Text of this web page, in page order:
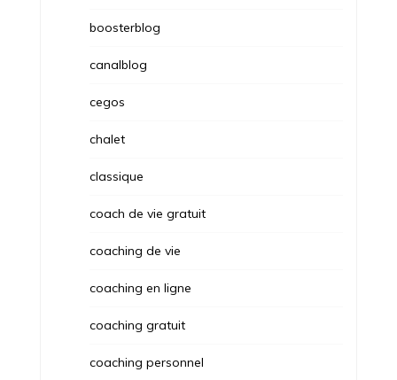
boosterblog
canalblog
cegos
chalet
classique
coach de vie gratuit
coaching de vie
coaching en ligne
coaching gratuit
coaching personnel